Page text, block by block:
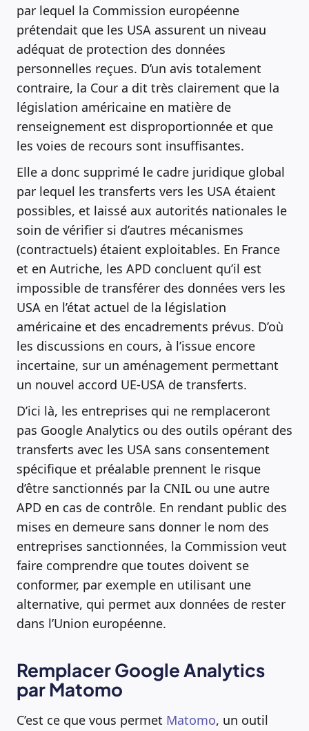
par lequel la Commission européenne
prétendait que les USA assurent un niveau
adéquat de protection des données
personnelles reçues. D’un avis totalement
contraire, la Cour a dit très clairement que la
législation américaine en matière de
renseignement est disproportionnée et que
les voies de recours sont insuffisantes.
Elle a donc supprimé le cadre juridique global
par lequel les transferts vers les USA étaient
possibles, et laissé aux autorités nationales le
soin de vérifier si d’autres mécanismes
(contractuels) étaient exploitables. En France
et en Autriche, les APD concluent qu’il est
impossible de transférer des données vers les
USA en l’état actuel de la législation
américaine et des encadrements prévus. D’où
les discussions en cours, à l’issue encore
incertaine, sur un aménagement permettant
un nouvel accord UE-USA de transferts.
D’ici là, les entreprises qui ne remplaceront
pas Google Analytics ou des outils opérant des
transferts avec les USA sans consentement
spécifique et préalable prennent le risque
d’être sanctionnés par la CNIL ou une autre
APD en cas de contrôle. En rendant public des
mises en demeure sans donner le nom des
entreprises sanctionnées, la Commission veut
faire comprendre que toutes doivent se
conformer, par exemple en utilisant une
alternative, qui permet aux données de rester
dans l’Union européenne.
Remplacer Google Analytics
par Matomo
C’est ce que vous permet Matomo, un outil